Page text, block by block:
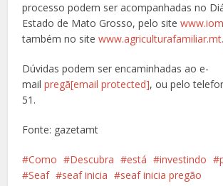
processo podem ser acompanhadas no
Estado de Mato Grosso, pelo site
também no site
Dúvidas podem ser encaminhadas ao e-
mailpregã[email protected], ou pelo
51.
Fonte: gazetamt
Como Descubra está investindo
Seaf
seaf inicia seaf inicia pregão